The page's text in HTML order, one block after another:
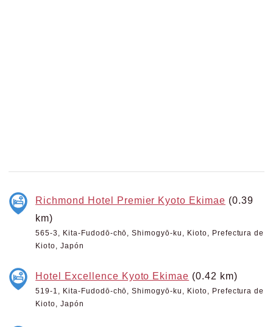
Richmond Hotel Premier Kyoto Ekimae (0.39
km)
565-3, Kita-Fudodō-chō, Shimogyō-ku, Kioto, Prefectura de
Kioto, Japón
Hotel Excellence Kyoto Ekimae (0.42 km)
519-1, Kita-Fudodō-chō, Shimogyō-ku, Kioto, Prefectura de
Kioto, Japón